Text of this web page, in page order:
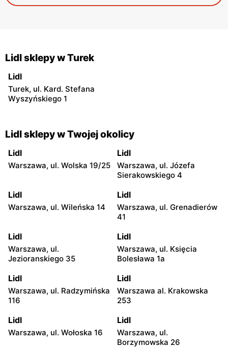
Lidl sklepy w Turek
Lidl
Turek, ul. Kard. Stefana
Wyszyńskiego 1
Lidl sklepy w Twojej okolicy
Lidl
Warszawa, ul. Wolska 19/25
Lidl
Warszawa, ul. Józefa
Sierakowskiego 4
Lidl
Warszawa, ul. Wileńska 14
Lidl
Warszawa, ul. Grenadierów
41
Lidl
Warszawa, ul.
Jezioranskiego 35
Lidl
Warszawa, ul. Księcia
Bolesława 1a
Lidl
Warszawa, ul. Radzymińska
116
Lidl
Warszawa al. Krakowska
253
Lidl
Warszawa, ul. Wołoska 16
Lidl
Warszawa, ul.
Borzymowska 26